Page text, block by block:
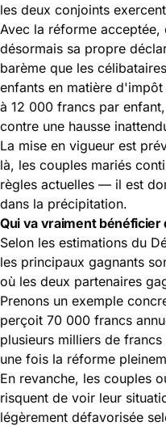
les deux conjoints
Avec la réforme
désormais sa propre
barème que les
enfants en matière
à 12 000 francs par
contre une hausse
La mise en vigueur est
là, les couples mariés
règles actuelles — il est
dans la précipitation.
Qui va vraiment
Selon les estimations du
les principaux gagnants
où les deux partenaires
Prenons un exemple
perçoit 70 000 francs
plusieurs milliers de
une fois la réforme
En revanche, les couples
risquent de voir leur
légèrement défavorisée